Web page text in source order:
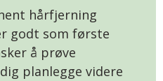
hårfjerning
godt som første
å prøve
planlegge videre